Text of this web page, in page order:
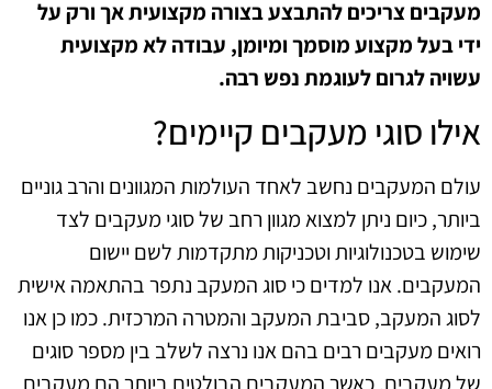
מעקבים צריכים להתבצע בצורה מקצועית אך ורק על
ידי בעל מקצוע מוסמך ומיומן, עבודה לא מקצועית
עשויה לגרום לעוגמת נפש רבה.
אילו סוגי מעקבים קיימים?
עולם המעקבים נחשב לאחד העולמות המגוונים והרב גוניים
ביותר, כיום ניתן למצוא מגוון רחב של סוגי מעקבים לצד
שימוש בטכנולוגיות וטכניקות מתקדמות לשם יישום
המעקבים. אנו למדים כי סוג המעקב נתפר בהתאמה אישית
לסוג המעקב, סביבת המעקב והמטרה המרכזית. כמו כן אנו
רואים מעקבים רבים בהם אנו נרצה לשלב בין מספר סוגים
של מעקבים. כאשר המעקבים הבולטים ביותר הם מעקבים